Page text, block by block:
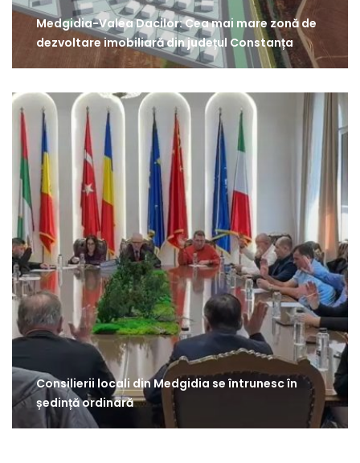
Medgidia-Valea Dacilor: Cea mai mare zonă de
dezvoltare imobiliară din județul Constanța
Consilierii locali din Medgidia se întrunesc în
ședință ordinară